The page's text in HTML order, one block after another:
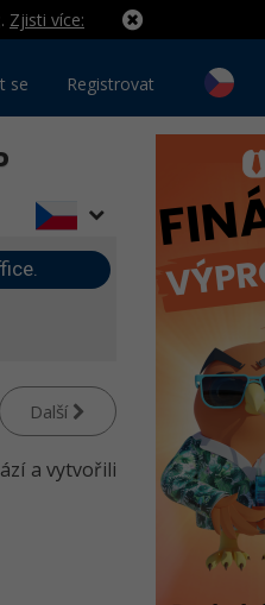
. Zjisti více:
se Registrovat
Další
a vytvořili